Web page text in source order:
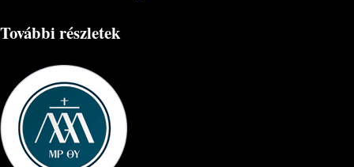
További részletek